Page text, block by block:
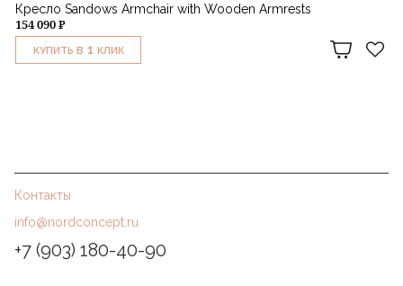
Кресло Sandows Armchair with Wooden Armrests
154 090 ₽
КУПИТЬ В 1 КЛИК
Контакты
info@nordconcept.ru
+7 (903) 180-40-90